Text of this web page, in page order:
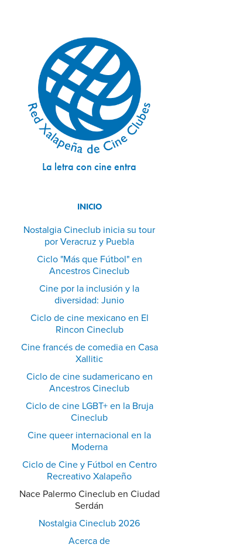
La letra con cine entra
INICIO
Nostalgia Cineclub inicia su tour
por Veracruz y Puebla
Ciclo "Más que Fútbol" en
Ancestros Cineclub
Cine por la inclusión y la
diversidad: Junio
Ciclo de cine mexicano en El
Rincon Cineclub
Cine francés de comedia en Casa
Xallitic
Ciclo de cine sudamericano en
Ancestros Cineclub
Ciclo de cine LGBT+ en la Bruja
Cineclub
Cine queer internacional en la
Moderna
Ciclo de Cine y Fútbol en Centro
Recreativo Xalapeño
Nace Palermo Cineclub en Ciudad
Serdán
Nostalgia Cineclub 2026
Acerca de